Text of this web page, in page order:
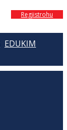
Regjistrohu
EDUKIM